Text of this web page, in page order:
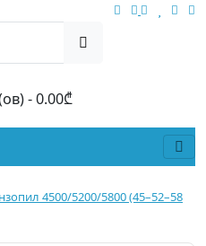
- 0.00₾
4500/5200/5800 (45–52–58